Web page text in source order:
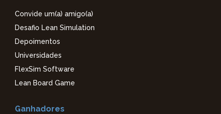
Convide um(a) amigo(a)
Desafio Lean Simulation
Depoimentos
Universidades
FlexSim Software
Lean Board Game
Ganhadores